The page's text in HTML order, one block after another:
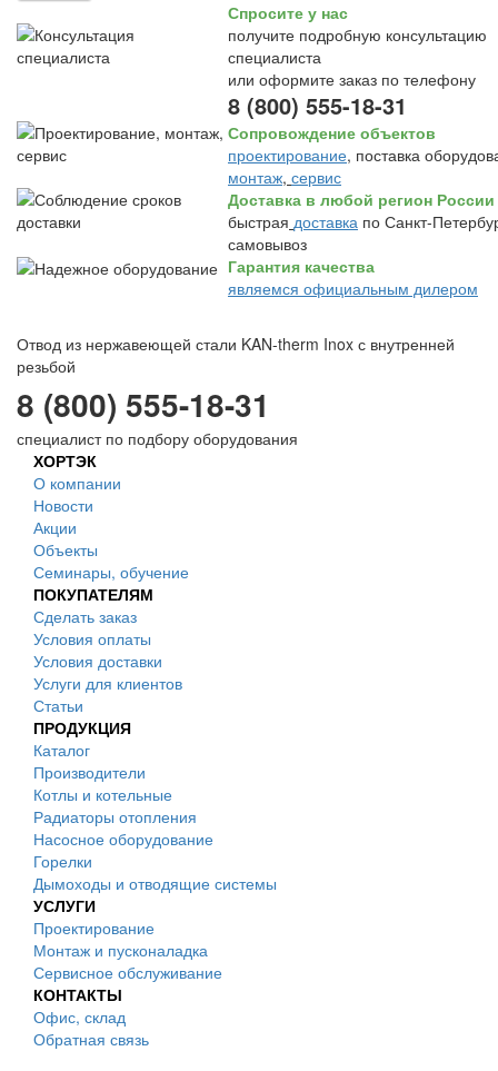
Спросите у нас
получите подробную консультацию
специалиста
или оформите заказ по телефону
8 (800) 555-18-31
Сопровождение объектов
проектирование, поставка
монтаж, сервис
Доставка в любой регион России
быстрая доставка по Санкт-
самовывоз
Гарантия качества
являемся официальным дилером
Отвод из нержавеющей стали KAN-therm Inox с внутренней
резьбой
8 (800) 555-18-31
специалист по подбору оборудования
ХОРТЭК
О компании
Новости
Акции
Объекты
Семинары, обучение
ПОКУПАТЕЛЯМ
Сделать заказ
Условия оплаты
Условия доставки
Услуги для клиентов
Статьи
ПРОДУКЦИЯ
Каталог
Производители
Котлы и котельные
Радиаторы отопления
Насосное оборудование
Горелки
Дымоходы и отводящие системы
УСЛУГИ
Проектирование
Монтаж и пусконаладка
Сервисное обслуживание
КОНТАКТЫ
Офис, склад
Обратная связь